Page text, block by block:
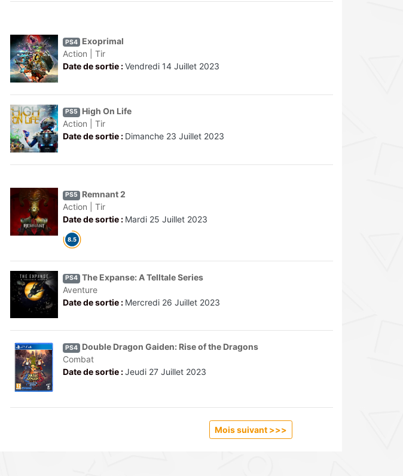
PS4
Exoprimal
Action | Tir
Date de sortie :Vendredi 14 Juillet 2023
PS5
High On Life
Action | Tir
Date de sortie : Dimanche 23 Juillet 2023
PS5
Remnant 2
Action | Tir
Date de sortie : Mardi 25 Juillet 2023
PS4 The Expanse: A Telltale Series
Aventure
Date de sortie : Mercredi 26 Juillet 2023
PS4
Double Dragon Gaiden: Rise of the Dragons
Combat
Date de sortie :Jeudi 27 Juillet 2023
Mois suivant >>>